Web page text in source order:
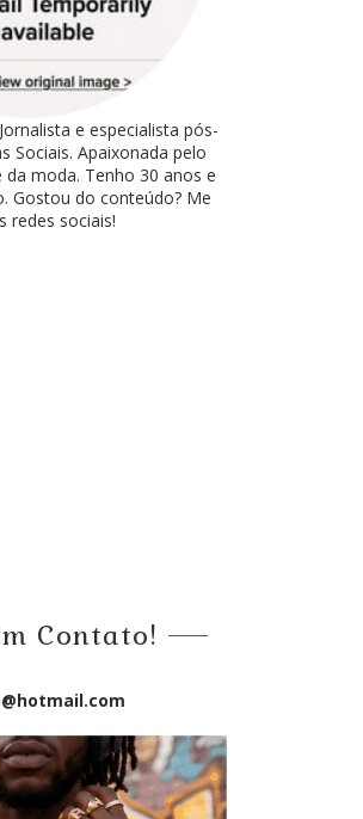
e especialista pós-
Sociais. Apaixonada pelo
da moda. Tenho 30 anos e
Gostou do conteúdo? Me
redes sociais!
Contato!